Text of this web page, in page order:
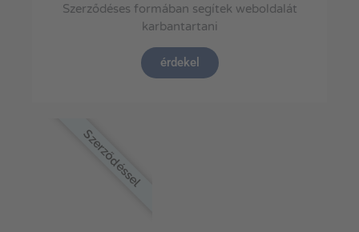
Szerződéses formában segítek weboldalát
karbantartani
érdekel
Szerződéssel